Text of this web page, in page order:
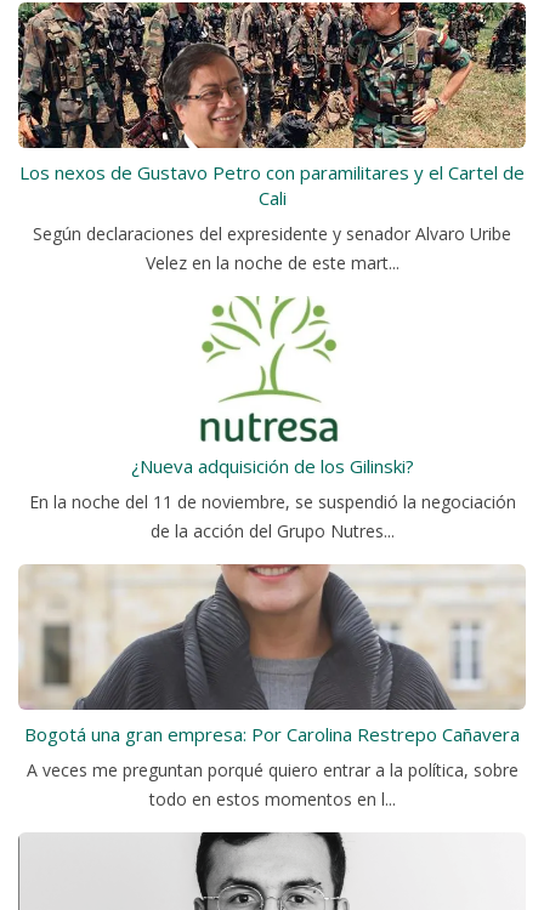
Los nexos de Gustavo Petro con paramilitares y el Cartel de
Cali
Según declaraciones del expresidente y senador Alvaro Uribe
Velez en la noche de este mart...
¿Nueva adquisición de los Gilinski?
En la noche del 11 de noviembre, se suspendió la negociación
de la acción del Grupo Nutres...
Bogotá una gran empresa: Por Carolina Restrepo Cañavera
A veces me preguntan porqué quiero entrar a la política, sobre
todo en estos momentos en l...